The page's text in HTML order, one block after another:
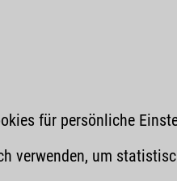
für persönliche
verwenden, um